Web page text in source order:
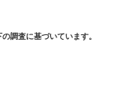
調査に基づいています。